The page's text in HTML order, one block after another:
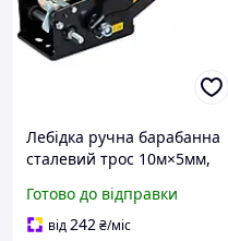
Лебідка ручна барабанна
сталевий трос 10м×5мм,
viter - гарант якості
Готово до відправки
від242₴/міс